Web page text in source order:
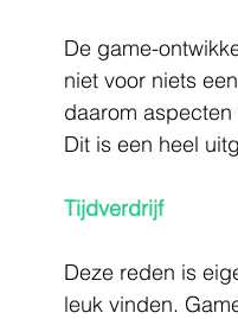
De game-
niet voor niets
daarom
Dit is een heel
Tijdverdrijf
Deze reden is
leuk vinden.